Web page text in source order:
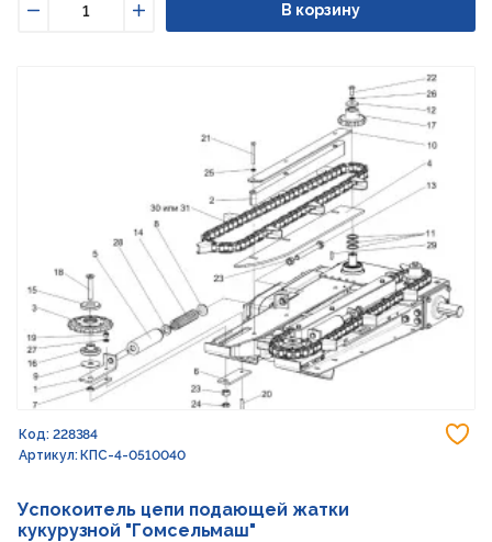
Увеличить
В корзину
Код: 228384
Артикул: КПС-4-0510040
Успокоитель цепи подающей жатки
кукурузной "Гомсельмаш"